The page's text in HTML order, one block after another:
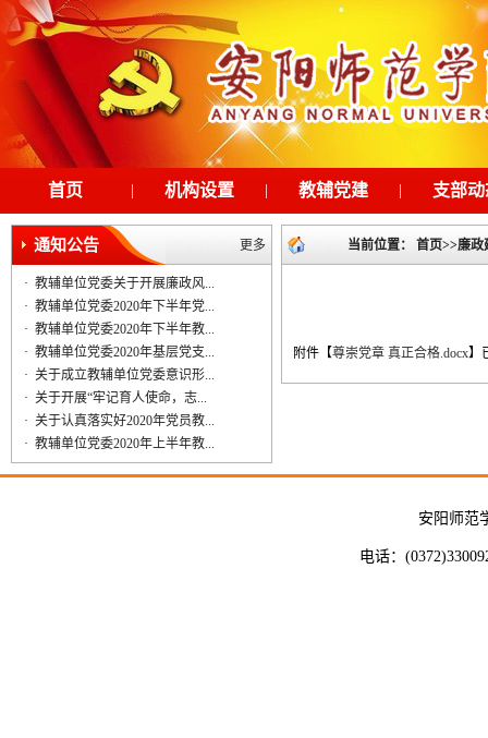
首页 | 机构设置 | 教辅党建 | 支部
更多
通知公告
· 教辅单位党委关于开展廉政风...
· 教辅单位党委2020年下半年党...
· 教辅单位党委2020年下半年教...
· 教辅单位党委2020年基层党支...
· 关于成立教辅单位党委意识形...
· 关于开展“牢记育人使命，志...
· 关于认真落实好2020年党员教...
· 教辅单位党委2020年上半年教...
当前位置： 首页>>廉政
附件【尊崇党章 真正合格.docx】
安阳师范
电话：